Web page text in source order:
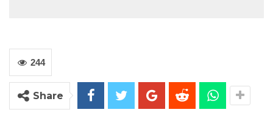
244
Share